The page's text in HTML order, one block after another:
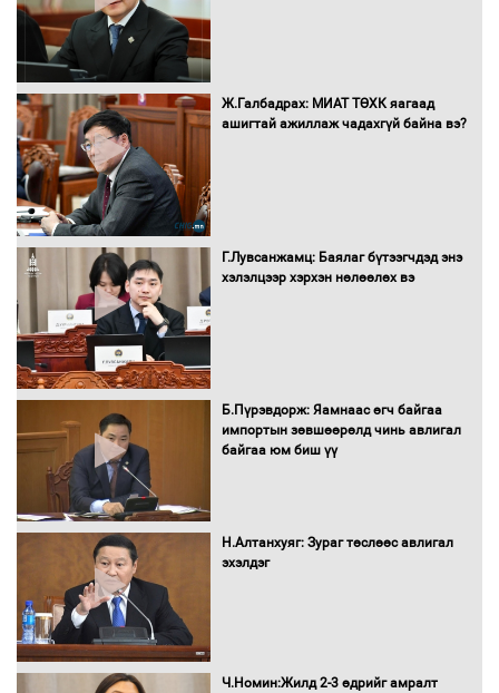
Нөөцийн махны худалдаа,
Монгол Улс “COP17”-д “Тал хээрийн
төлөвлөгөө”-гөө танилцуулна
худалдан авах журмыг баталлаа
шилжиж, найр наадам, зөвлөгөөн,
гадаад томилолтыг хориглолоо
Ж.Галбадрах: МИАТ ТӨХК яагаад
ашигтай ажиллаж чадахгүй байна вэ?
Г.Лувсанжамц: Баялаг бүтээгчдэд энэ
хэлэлцээр хэрхэн нөлөөлөх вэ
Б.Пүрэвдорж: Яамнаас өгч байгаа
импортын зөвшөөрөлд чинь авлигал
байгаа юм биш үү
Н.Алтанхуяг: Зураг төслөөс авлигал
эхэлдэг
Ч.Номин:Жилд 2-3 өдрийг амралт